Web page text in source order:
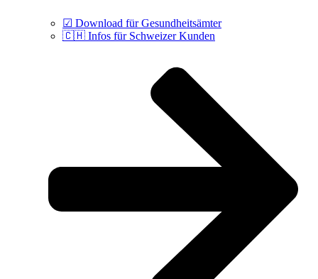
☑ Download für Gesundheitsämter
🇨🇭 Infos für Schweizer Kunden